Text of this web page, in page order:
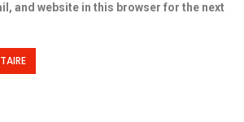
and website in this browser for the next